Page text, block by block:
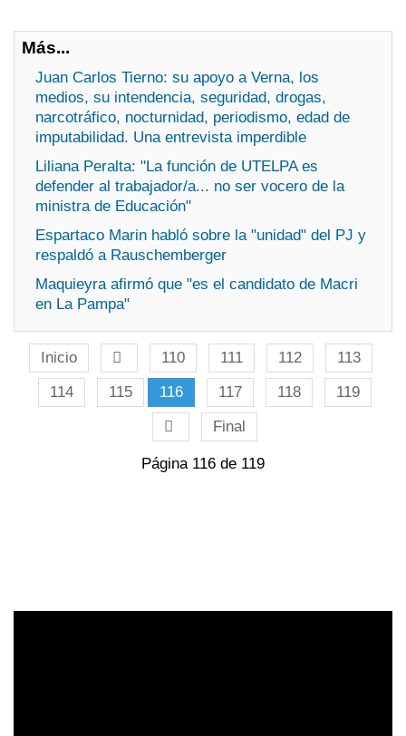
Más...
Juan Carlos Tierno: su apoyo a Verna, los
medios, su intendencia, seguridad, drogas,
narcotráfico, nocturnidad, periodismo, edad de
imputabilidad. Una entrevista imperdible
Liliana Peralta: "La función de UTELPA es
defender al trabajador/a... no ser vocero de la
ministra de Educación"
Espartaco Marin habló sobre la "unidad" del PJ y
respaldó a Rauschemberger
Maquieyra afirmó que "es el candidato de Macri
en La Pampa"
Inicio 110 111 112
113
114
115 116 117 118
119
Final
Página 116 de 119